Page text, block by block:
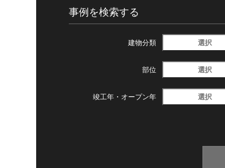
事例を検索する
建物分類 選択
部位 選択
竣工年・ オープン年 選択